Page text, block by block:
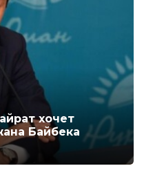
хочет
Байбека